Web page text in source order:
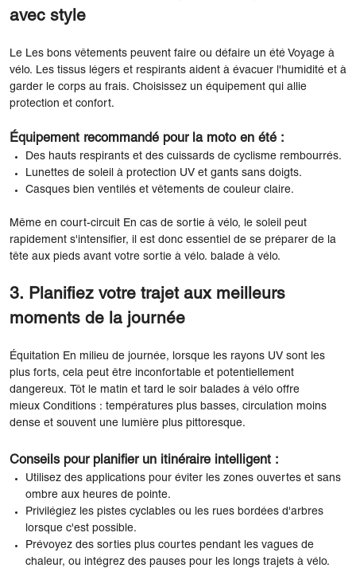
avec style
Le Les bons vêtements peuvent faire ou défaire un été Voyage à
vélo. Les tissus légers et respirants aident à évacuer l'humidité et à
garder le corps au frais. Choisissez un équipement qui allie
protection et confort.
Équipement recommandé pour la moto en été :
Des hauts respirants et des cuissards de cyclisme rembourrés.
Lunettes de soleil à protection UV et gants sans doigts.
Casques bien ventilés et vêtements de couleur claire.
Même en court-circuit En cas de sortie à vélo, le soleil peut
rapidement s'intensifier, il est donc essentiel de se préparer de la
tête aux pieds avant votre sortie à vélo. balade à vélo.
3. Planifiez votre trajet aux meilleurs
moments de la journée
Équitation En milieu de journée, lorsque les rayons UV sont les
plus forts, cela peut être inconfortable et potentiellement
dangereux. Tôt le matin et tard le soir balades à vélo offre
mieux Conditions : températures plus basses, circulation moins
dense et souvent une lumière plus pittoresque.
Conseils pour planifier un itinéraire intelligent :
Utilisez des applications pour éviter les zones ouvertes et sans
ombre aux heures de pointe.
Privilégiez les pistes cyclables ou les rues bordées d'arbres
lorsque c'est possible.
Prévoyez des sorties plus courtes pendant les vagues de
chaleur, ou intégrez des pauses pour les longs trajets à vélo.